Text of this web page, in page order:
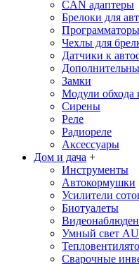
CAN адаптеры
Брелоки для
Программаторы
Чехлы для
Датчики к
Замки
Модули обхода
Сирены
Реле
Радиореле
Аксессуары
Дом и дача +
Инструменты
Автокормушки
Усилители
Биотуалеты
Умный свет
Сварочные